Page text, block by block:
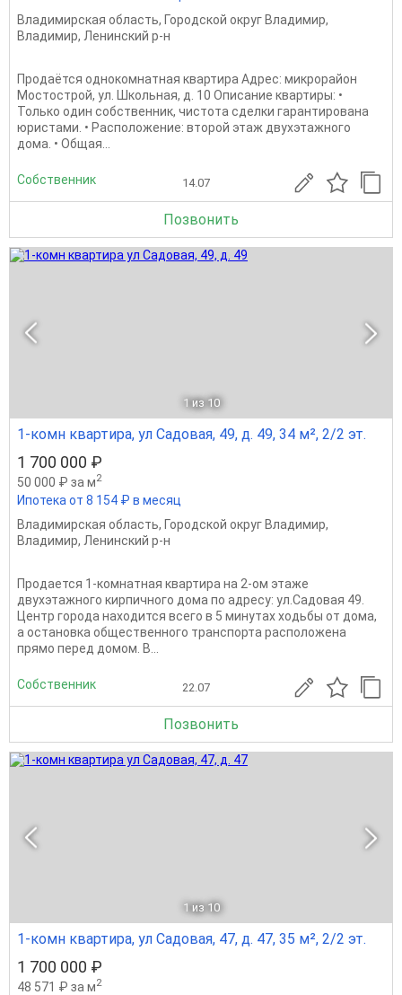
Владимирская область, Городской округ Владимир,
Владимир, Ленинский р-н
Продаётся однокомнатная квартира Адрес: микрорайон
Мостострой, ул. Школьная, д. 10 Описание квартиры: •
Только один собственник, чистота сделки гарантирована
юристами. • Расположение: второй этаж двухэтажного
дома. • Общая...
Собственник 14.07
Позвонить
1 из 10
1-комн квартира, ул Садовая, 49, д. 49, 34 м², 2/2 эт.
1 700 000 ₽
50 000 ₽ за м2
Ипотека от 8 154 ₽ в месяц
Владимирская область, Городской округ Владимир,
Владимир, Ленинский р-н
Продается 1-комнатная квартира на 2-ом этаже
двухэтажного кирпичного дома по адресу: ул.Садовая 49.
Центр города находится всего в 5 минутах ходьбы от дома,
а остановка общественного транспорта расположена
прямо перед домом. В...
Собственник 22.07
Позвонить
1 из 10
1-комн квартира, ул Садовая, 47, д. 47, 35 м², 2/2 эт.
1 700 000 ₽
48 571 ₽ за м2